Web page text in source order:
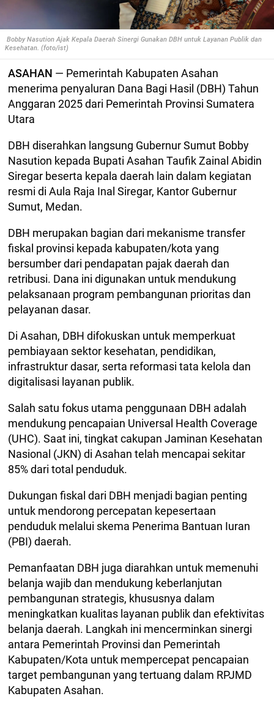
Bobby Nasution Ajak Kepala Daerah Sinergi Gunakan DBH untuk Layanan Publik dan
Kesehatan. (foto/ist)
ASAHAN — Pemerintah Kabupaten Asahan
menerima penyaluran Dana Bagi Hasil (DBH) Tahun
Anggaran 2025 dari Pemerintah Provinsi Sumatera
Utara
DBH diserahkan langsung Gubernur Sumut Bobby
Nasution kepada Bupati Asahan Taufik Zainal Abidin
Siregar beserta kepala daerah lain dalam kegiatan
resmi di Aula Raja Inal Siregar, Kantor Gubernur
Sumut, Medan.
DBH merupakan bagian dari mekanisme transfer
fiskal provinsi kepada kabupaten/kota yang
bersumber dari pendapatan pajak daerah dan
retribusi. Dana ini digunakan untuk mendukung
pelaksanaan program pembangunan prioritas dan
pelayanan dasar.
Di Asahan, DBH difokuskan untuk memperkuat
pembiayaan sektor kesehatan, pendidikan,
infrastruktur dasar, serta reformasi tata kelola dan
digitalisasi layanan publik.
Salah satu fokus utama penggunaan DBH adalah
mendukung pencapaian Universal Health Coverage
(UHC). Saat ini, tingkat cakupan Jaminan Kesehatan
Nasional (JKN) di Asahan telah mencapai sekitar
85% dari total penduduk.
Dukungan fiskal dari DBH menjadi bagian penting
untuk mendorong percepatan kepesertaan
penduduk melalui skema Penerima Bantuan Iuran
(PBI) daerah.
Pemanfaatan DBH juga diarahkan untuk memenuhi
belanja wajib dan mendukung keberlanjutan
pembangunan strategis, khususnya dalam
meningkatkan kualitas layanan publik dan efektivitas
belanja daerah. Langkah ini mencerminkan sinergi
antara Pemerintah Provinsi dan Pemerintah
Kabupaten/Kota untuk mempercepat pencapaian
target pembangunan yang tertuang dalam RPJMD
Kabupaten Asahan.